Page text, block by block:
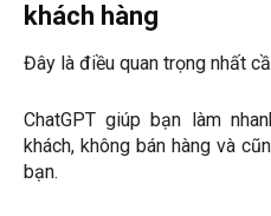
khách hàng
Đây là điều quan trọng nhất
ChatGPT giúp bạn làm
khách, không bán hàng và
bạn.